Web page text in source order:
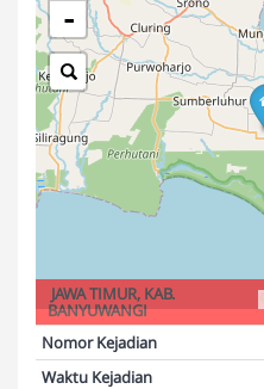
-
JAWA TIMUR, KAB.
BANYUWANGI
Nomor Kejadian
Waktu Kejadian